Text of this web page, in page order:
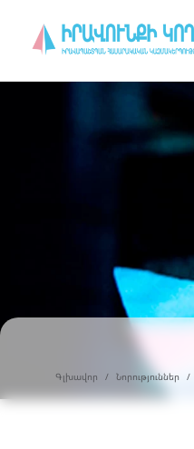
Գլխավոր Նորություններ